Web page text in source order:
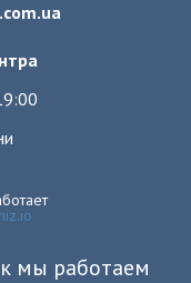
мы работаем